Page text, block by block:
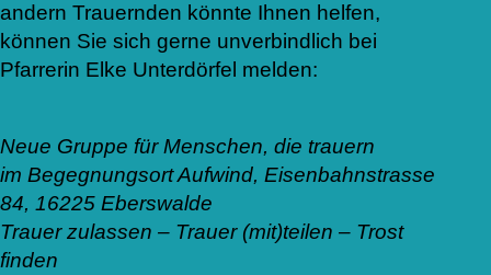
andern Trauernden könnte Ihnen helfen,
können Sie sich gerne unverbindlich bei
Pfarrerin Elke Unterdörfel melden:
Neue Gruppe für Menschen, die trauern
im Begegnungsort Aufwind, Eisenbahnstrasse
84, 16225 Eberswalde
Trauer zulassen – Trauer (mit)teilen – Trost
finden